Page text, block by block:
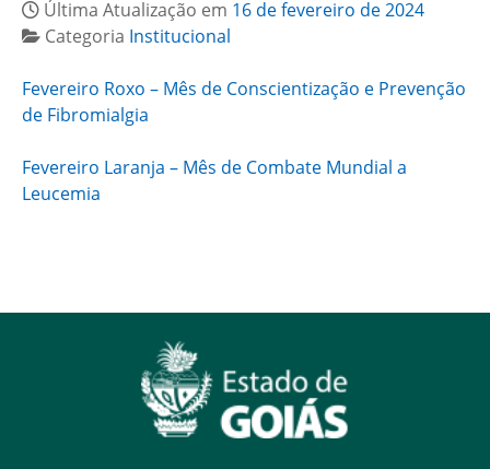
Última Atualização em 16 de fevereiro de 2024
Categoria Institucional
Fevereiro Roxo – Mês de Conscientização e Prevenção
de Fibromialgia
Fevereiro Laranja – Mês de Combate Mundial a
Leucemia